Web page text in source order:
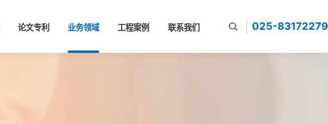
论文专利 业务领域 工程案例 联系我们 025-83172279